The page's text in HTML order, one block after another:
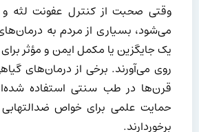
وقتی صحبت از کنترل عفونت لثه
می‌شود، بسیاری از مردم به
یک جایگزین یا مکمل ایمن و مؤثر
روی می‌آورند. برخی از درمان‌های
قرن‌ها در طب سنتی استفاده
حمایت علمی برای خواص
برخوردارند.